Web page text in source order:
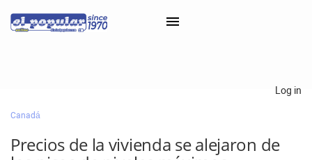
Classifieds
Categorías
Log in
Canadá
Precios de la vivienda se alejaron de